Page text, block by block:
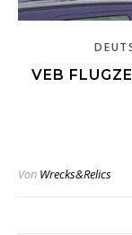
VEB
Von Wrecks&Relics